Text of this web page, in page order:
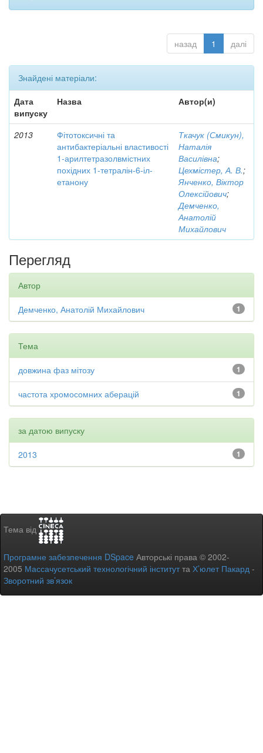
назад 1 далі
Знайдені матеріали:
Дата
випуску
Назва Автор(и)
2013
Фітотоксичні та
антибактеріальні властивості
1-арилтетразолвмістних
похідних 1-тетралін-6-іл-
етанону
Ткачук (Смикун),
Наталія
Василівна;
Цехмістер, А. В.;
Янченко, Віктор
Олексійович;
Демченко,
Анатолій
Михайлович
Перегляд
Автор
1
Демченко, Анатолій Михайлович
Тема
1
довжина фаз мітозу
1
частота хромосомних аберацій
за датою випуску
1
2013
Тема від
Програмне забезпечення DSpace Авторські права © 2002-
2005 Массачусетський технологічний інститутта Х’юлет Пакард -
Зворотний зв’язок